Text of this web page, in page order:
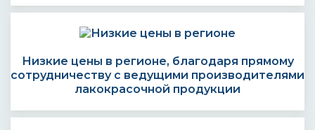
Низкие цены в регионе, благодаря прямому
сотрудничеству с ведущими производителями
лакокрасочной продукции